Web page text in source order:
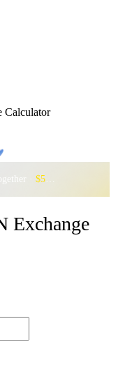
Calculator
· $500,000
Exchange